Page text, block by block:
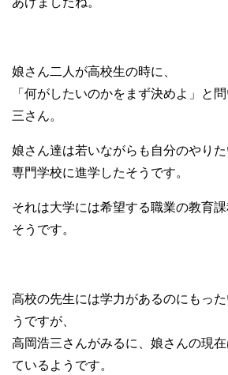
娘さん二人が高校生の時に、
「何がしたいのかをまず決めよ」と
三さん。
娘さん達は若いながらも自分のやりた
専門学校に進学したそうです。
それは大学には希望する職業の教育
そうです。
高校の先生には学力があるのにもっ
うですが、
高岡浩三さんがみるに、娘さんの現
ているようです。